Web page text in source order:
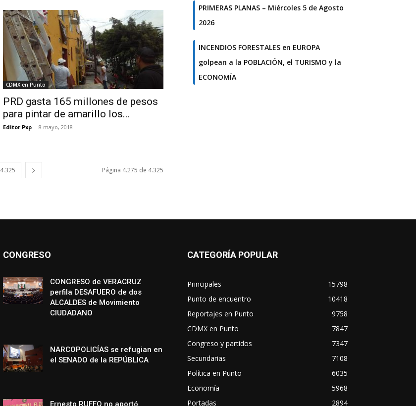
CDMX en Punto
PRD gasta 165 millones de pesos
para pintar de amarillo los...
Editor Pxp - 8 mayo, 2018
4.325 Página 4.275 de 4.325
PRIMERAS PLANAS – Miércoles 5 de Agosto
2026
INCENDIOS FORESTALES en EUROPA
golpean a la POBLACIÓN, el TURISMO y la
ECONOMÍA
CONGRESO
CONGRESO de VERACRUZ
perfila DESAFUERO de dos
ALCALDES de Movimiento
CIUDADANO
NARCOPOLICÍAS se refugian en
el SENADO de la REPÚBLICA
Ernesto RUFFO no aportó
CATEGORÍA POPULAR
Principales
15798
Punto de encuentro
10418
Reportajes en Punto
9758
CDMX en Punto
7847
Congreso y partidos
7347
Secundarias
7108
Política en Punto
6035
Economía
5968
Portadas
2894